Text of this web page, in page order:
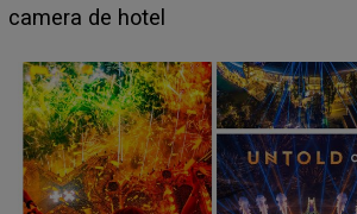
faptului împlinit, A RECUNOSCUT